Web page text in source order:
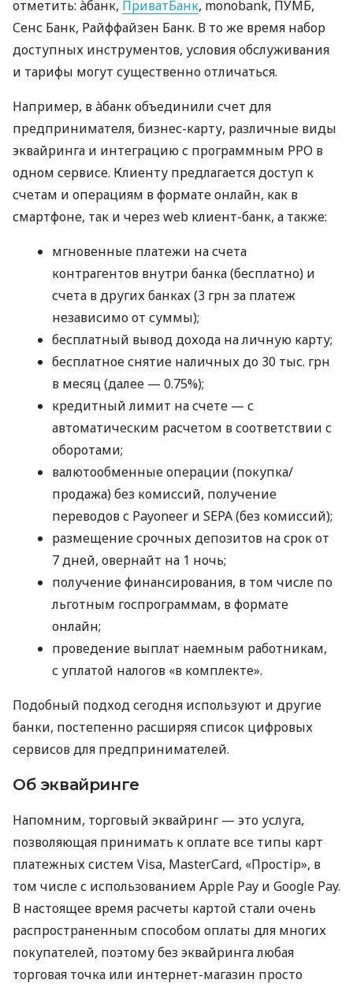
отметить: àбанк, ПриватБанк, monobank, ПУМБ,
Сенс Банк, Райффайзен Банк. В то же время набор
доступных инструментов, условия обслуживания
и тарифы могут существенно отличаться.
Например, в àбанк объединили счет для
предпринимателя, бизнес-карту, различные виды
эквайринга и интеграцию с программным РРО в
одном сервисе. Клиенту предлагается доступ к
счетам и операциям в формате онлайн, как в
смартфоне, так и через web клиент-банк, а также:
мгновенные платежи на счета
контрагентов внутри банка (бесплатно) и
счета в других банках (3 грн за платеж
независимо от суммы);
бесплатный вывод дохода на личную карту;
бесплатное снятие наличных до 30 тыс. грн
в месяц (далее — 0.75%);
кредитный лимит на счете — с
автоматическим расчетом в соответствии с
оборотами;
валютообменные операции (покупка/
продажа) без комиссий, получение
переводов с Payoneer и SEPA (без комиссий);
размещение срочных депозитов на срок от
7 дней, овернайт на 1 ночь;
получение финансирования, в том числе по
льготным госпрограммам, в формате
онлайн;
проведение выплат наемным работникам,
с уплатой налогов «в комплекте».
Подобный подход сегодня используют и другие
банки, постепенно расширяя список цифровых
сервисов для предпринимателей.
Об эквайринге
Напомним, торговый эквайринг — это услуга,
позволяющая принимать к оплате все типы карт
платежных систем Visa, MasterCard, «Простір», в
том числе с использованием Apple Pay и Google Pay.
В настоящее время расчеты картой стали очень
распространенным способом оплаты для многих
покупателей, поэтому без эквайринга любая
торговая точка или интернет-магазин просто